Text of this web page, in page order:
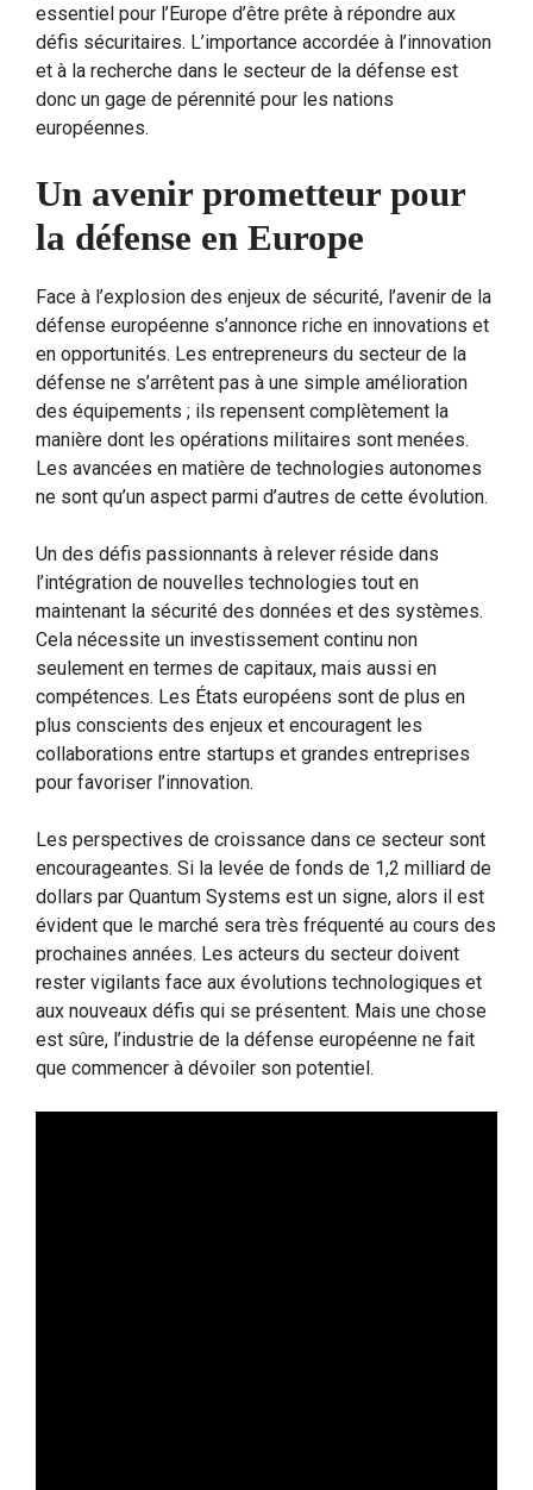
essentiel pour l’Europe d’être prête à répondre aux
défis sécuritaires. L’importance accordée à l’innovation
et à la recherche dans le secteur de la défense est
donc un gage de pérennité pour les nations
européennes.
Un avenir prometteur pour
la défense en Europe
Face à l’explosion des enjeux de sécurité, l’avenir de la
défense européenne s’annonce riche en innovations et
en opportunités. Les entrepreneurs du secteur de la
défense ne s’arrêtent pas à une simple amélioration
des équipements ; ils repensent complètement la
manière dont les opérations militaires sont menées.
Les avancées en matière de technologies autonomes
ne sont qu’un aspect parmi d’autres de cette évolution.
Un des défis passionnants à relever réside dans
l’intégration de nouvelles technologies tout en
maintenant la sécurité des données et des systèmes.
Cela nécessite un investissement continu non
seulement en termes de capitaux, mais aussi en
compétences. Les États européens sont de plus en
plus conscients des enjeux et encouragent les
collaborations entre startups et grandes entreprises
pour favoriser l’innovation.
Les perspectives de croissance dans ce secteur sont
encourageantes. Si la levée de fonds de 1,2 milliard de
dollars par Quantum Systems est un signe, alors il est
évident que le marché sera très fréquenté au cours des
prochaines années. Les acteurs du secteur doivent
rester vigilants face aux évolutions technologiques et
aux nouveaux défis qui se présentent. Mais une chose
est sûre, l’industrie de la défense européenne ne fait
que commencer à dévoiler son potentiel.